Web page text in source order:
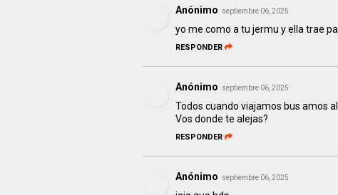
Anónimo septiembre 06, 2025
yo me como a tu jermu y ella trae
RESPONDER
Anónimo septiembre 06, 2025
Todos cuando viajamos bus amos
Vos donde te alejas?
RESPONDER
Anónimo septiembre 06, 2025